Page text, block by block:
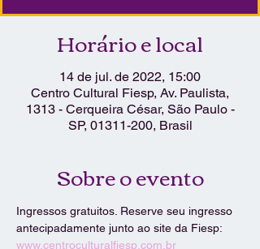
Horário e local
14 de jul. de 2022, 15:00
Centro Cultural Fiesp, Av. Paulista,
1313 - Cerqueira César, São Paulo -
SP, 01311-200, Brasil
Sobre o evento
Ingressos gratuitos. Reserve seu ingresso
antecipadamente junto ao site da Fiesp:
www.centroculturalfiesp.com.br